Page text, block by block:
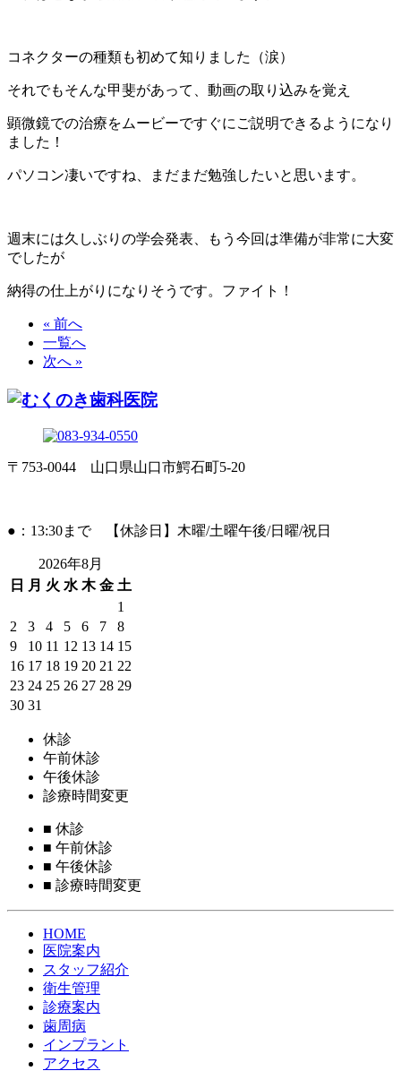
コネクターの種類も初めて知りました（涙）
それでもそんな甲斐があって、動画の取り込みを覚え
顕微鏡での治療をムービーですぐにご説明できるようになり
ました！
パソコン凄いですね、まだまだ勉強したいと思います。
週末には久しぶりの学会発表、もう今回は準備が非常に大変
でしたが
納得の仕上がりになりそうです。ファイト！
« 前へ
一覧へ
次へ »
〒753-0044 山口県山口市鰐石町5-20
●：13:30まで 【休診日】木曜/土曜午後/日曜/祝日
2026年8月
日
月 火 水 木 金 土
1
2
3 4 5 6 7
8
9
10 11 12 13 14 15
16 17 18 19 20 21 22
23 24 25 26 27 28 29
30 31
休診
午前休診
午後休診
診療時間変更
■ 休診
■ 午前休診
■ 午後休診
■ 診療時間変更
HOME
医院案内
スタッフ紹介
衛生管理
診療案内
歯周病
インプラント
アクセス